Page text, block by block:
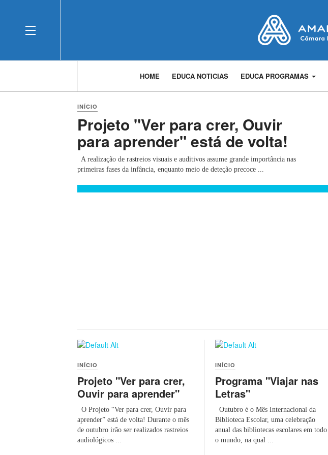
OFF CANVAS
HOME EDUCA NOTICIAS EDUCA PROGRAMAS
Ouvir
INÍCIO
Projeto "Ver para crer, Ouvir
para aprender" está de volta!
A realização de rastreios visuais e auditivos assume grande importância nas
primeiras fases da infância, enquanto meio de deteção precoce ...
INÍCIO
Projeto "Ver para crer,
Ouvir para aprender"
O Projeto “Ver para crer, Ouvir para
aprender” está de volta! Durante o mês
de outubro irão ser realizados rastreios
audiológicos ...
INÍCIO
Programa "Viajar nas
Letras"
Outubro é o Mês Internacional da
Biblioteca Escolar, uma celebração
anual das bibliotecas escolares em todo
o mundo, na qual ...